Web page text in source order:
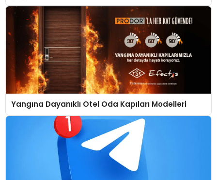
Yangına Dayanıklı Otel Oda Kapıları Modelleri